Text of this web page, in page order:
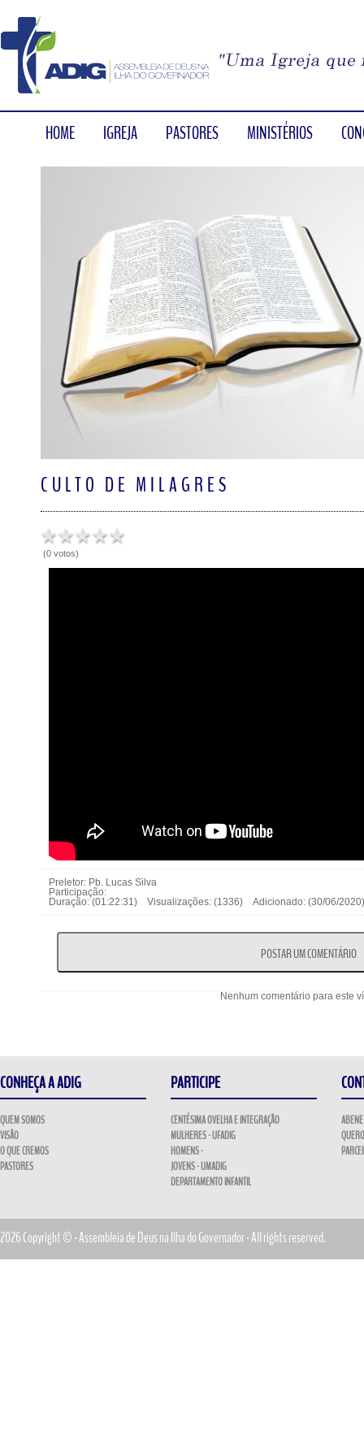
HOME IGREJA PASTORES MINISTÉRIOS
CULTO DE MILAGRES
(0 votos)
Preletor: Pb. Lucas Silva
Participação:
Duração: (01:22:31) Visualizações: (1336) Adicionado: (30/06/
Nenhum comentário para este
CONHEÇA A ADIG
QUEM SOMOS
VISÃO
O QUE CREMOS
PASTORES
PARTICIPE
CENTÉSIMA OVELHA E INTEGRAÇÃO
MULHERES - UFADIG
HOMENS -
JOVENS - UMADIG
DEPARTAMENTO INFANTIL
ABENE
2026 Copyright © - Assembleia de Deus na Ilha do Governador - All rights reserved.